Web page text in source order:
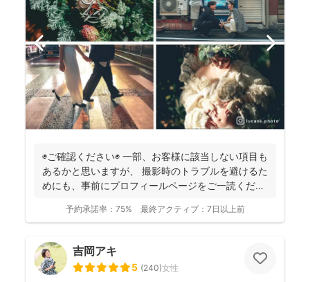
◉ご確認ください◉ 一部、お客様に該当しない項目も
あるかと思いますが、 撮影時のトラブルを避けるた
めにも、事前にプロフィールページをご一読くださ
予約承諾率： 75% 最終アクティブ： 7日以上前
吉岡アキ
5 (240)女性